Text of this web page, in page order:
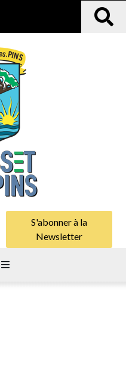
S'abonner à la
Newsletter